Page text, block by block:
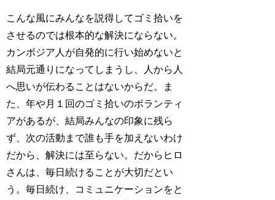
こんな風にみんなを説得してゴミ拾いを
させるのでは根本的な解決にならない。
カンボジア人が自発的に行い始めないと
結局元通りになってしまうし、人から人
へ思いが伝わることはないからだ。ま
た、年や月１回のゴミ拾いのボランティ
アがあるが、結局みんなの印象に残ら
ず、次の活動まで誰も手を加えないわけ
だから、解決には至らない。だからヒロ
さんは、毎日続けることが大切だとい
う。毎日続け、コミュニケーションをと